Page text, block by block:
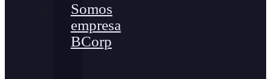
Somos
empresa
BCorp